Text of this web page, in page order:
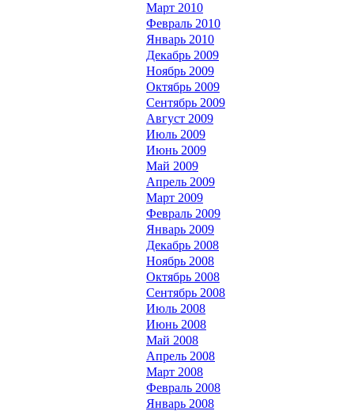
Март 2010
Февраль 2010
Январь 2010
Декабрь 2009
Ноябрь 2009
Октябрь 2009
Сентябрь 2009
Август 2009
Июль 2009
Июнь 2009
Май 2009
Апрель 2009
Март 2009
Февраль 2009
Январь 2009
Декабрь 2008
Ноябрь 2008
Октябрь 2008
Сентябрь 2008
Июль 2008
Июнь 2008
Май 2008
Апрель 2008
Март 2008
Февраль 2008
Январь 2008